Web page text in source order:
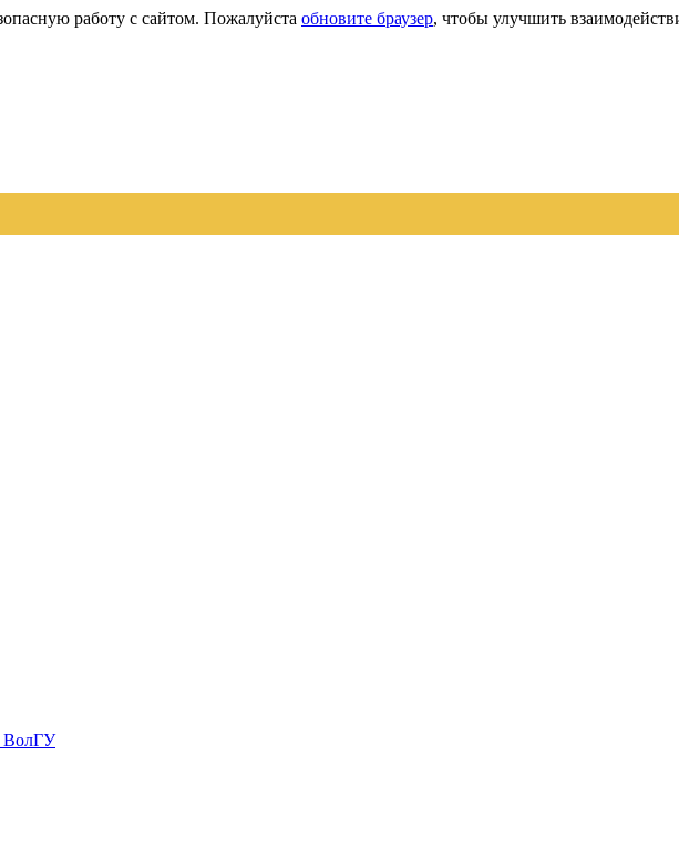
работу с сайтом. Пожалуйста обновите браузер, чтобы улучшить
ВолГУ